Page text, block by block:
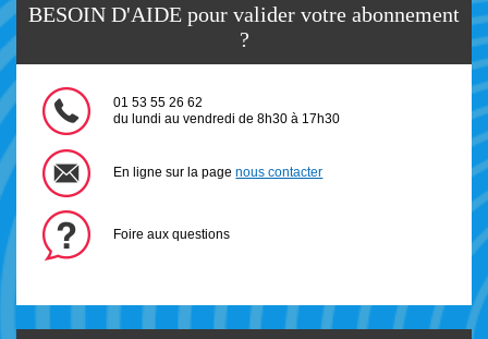
BESOIN D'AIDE pour valider votre abonnement
?
01 53 55 26 62
du lundi au vendredi de 8h30 à 17h30
En ligne sur la pagenous contacter
Foire aux questions